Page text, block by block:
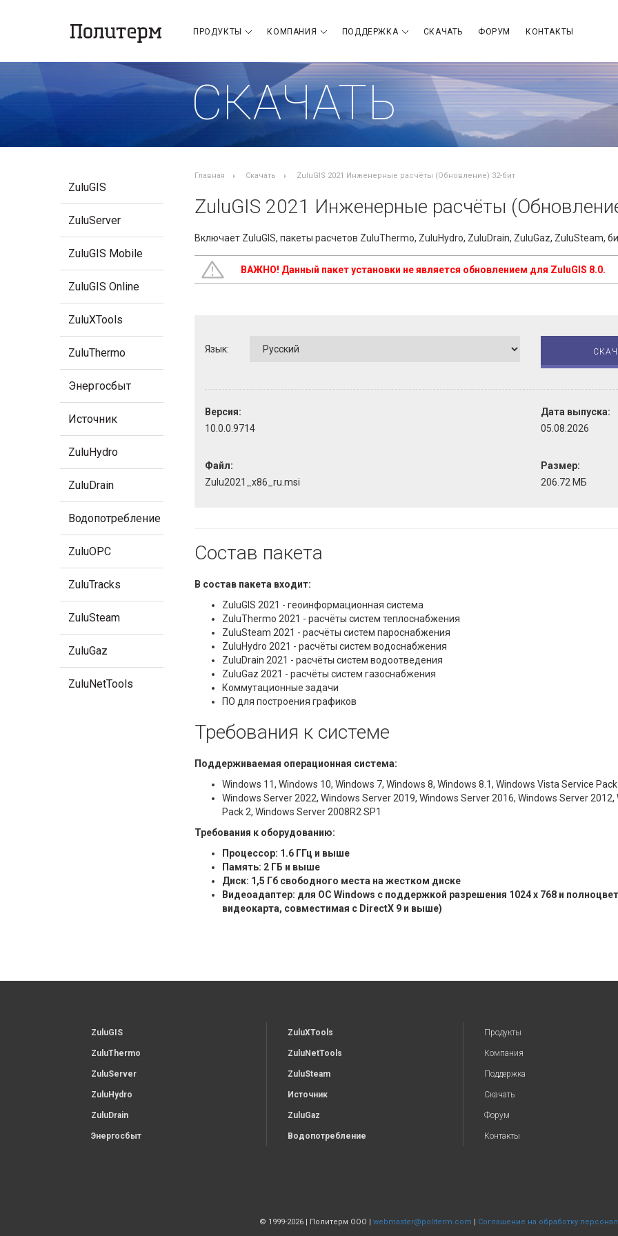
ПРОДУКТЫ КОМПАНИЯ ПОДДЕРЖКА СКАЧАТЬ ФОРУМ КОНТАКТЫ
СКАЧАТЬ
ZuluGIS
ZuluServer
ZuluGIS Mobile
ZuluGIS Online
ZuluXTools
ZuluThermo
Энергосбыт
Источник
ZuluHydro
ZuluDrain
Водопотребление
ZuluOPC
ZuluTracks
ZuluSteam
ZuluGaz
ZuluNetTools
Главная Скачать ZuluGIS 2021 Инженерные расчёты (Обновление) 32-бит
ZuluGIS 2021 Инженерные расчёты
Включает ZuluGIS, пакеты расчетов ZuluThermo, ZuluHydro, ZuluDrain, ZuluGaz, ZuluSteam,
ВАЖНО! Данный пакет установки не является обновлением для ZuluGIS 8.0.
Язык:
Версия:
10.0.0.9714
Дата выпуска:
05.08.2026
Файл:
Zulu2021_x86_ru.msi
Размер:
206.72 МБ
Состав пакета
В состав пакета входит:
ZuluGIS 2021 - геоинформационная система
ZuluThermo 2021 - расчёты систем теплоснабжения
ZuluSteam 2021 - расчёты систем пароснабжения
ZuluHydro 2021 - расчёты систем водоснабжения
ZuluDrain 2021 - расчёты систем водоотведения
ZuluGaz 2021 - расчёты систем газоснабжения
Коммутационные задачи
ПО для построения графиков
Требования к системе
Поддерживаемая операционная система:
Windows 11, Windows 10, Windows 7, Windows 8, Windows 8.1, Windows Vista Service
Windows Server 2022, Windows Server 2019, Windows Server 2016, Windows Server
Pack 2, Windows Server 2008R2 SP1
Требования к оборудованию:
Процессор: 1.6 ГГц и выше
Память: 2 ГБ и выше
Диск: 1,5 Гб свободного места на жестком диске
Видеоадаптер: для ОС Windows с поддержкой разрешения 1024 x 768 и
видеокарта, совместимая с DirectX 9 и выше)
ZuluGIS
ZuluThermo
ZuluServer
ZuluHydro
ZuluDrain
Энергосбыт
ZuluXTools
ZuluNetTools
ZuluSteam
Источник
ZuluGaz
Водопотребление
Продукты
Компания
Поддержка
Скачать
Форум
Контакты
© 1999-2026 | Политерм ООО | webmaster@politerm.com | Соглашение на обработку